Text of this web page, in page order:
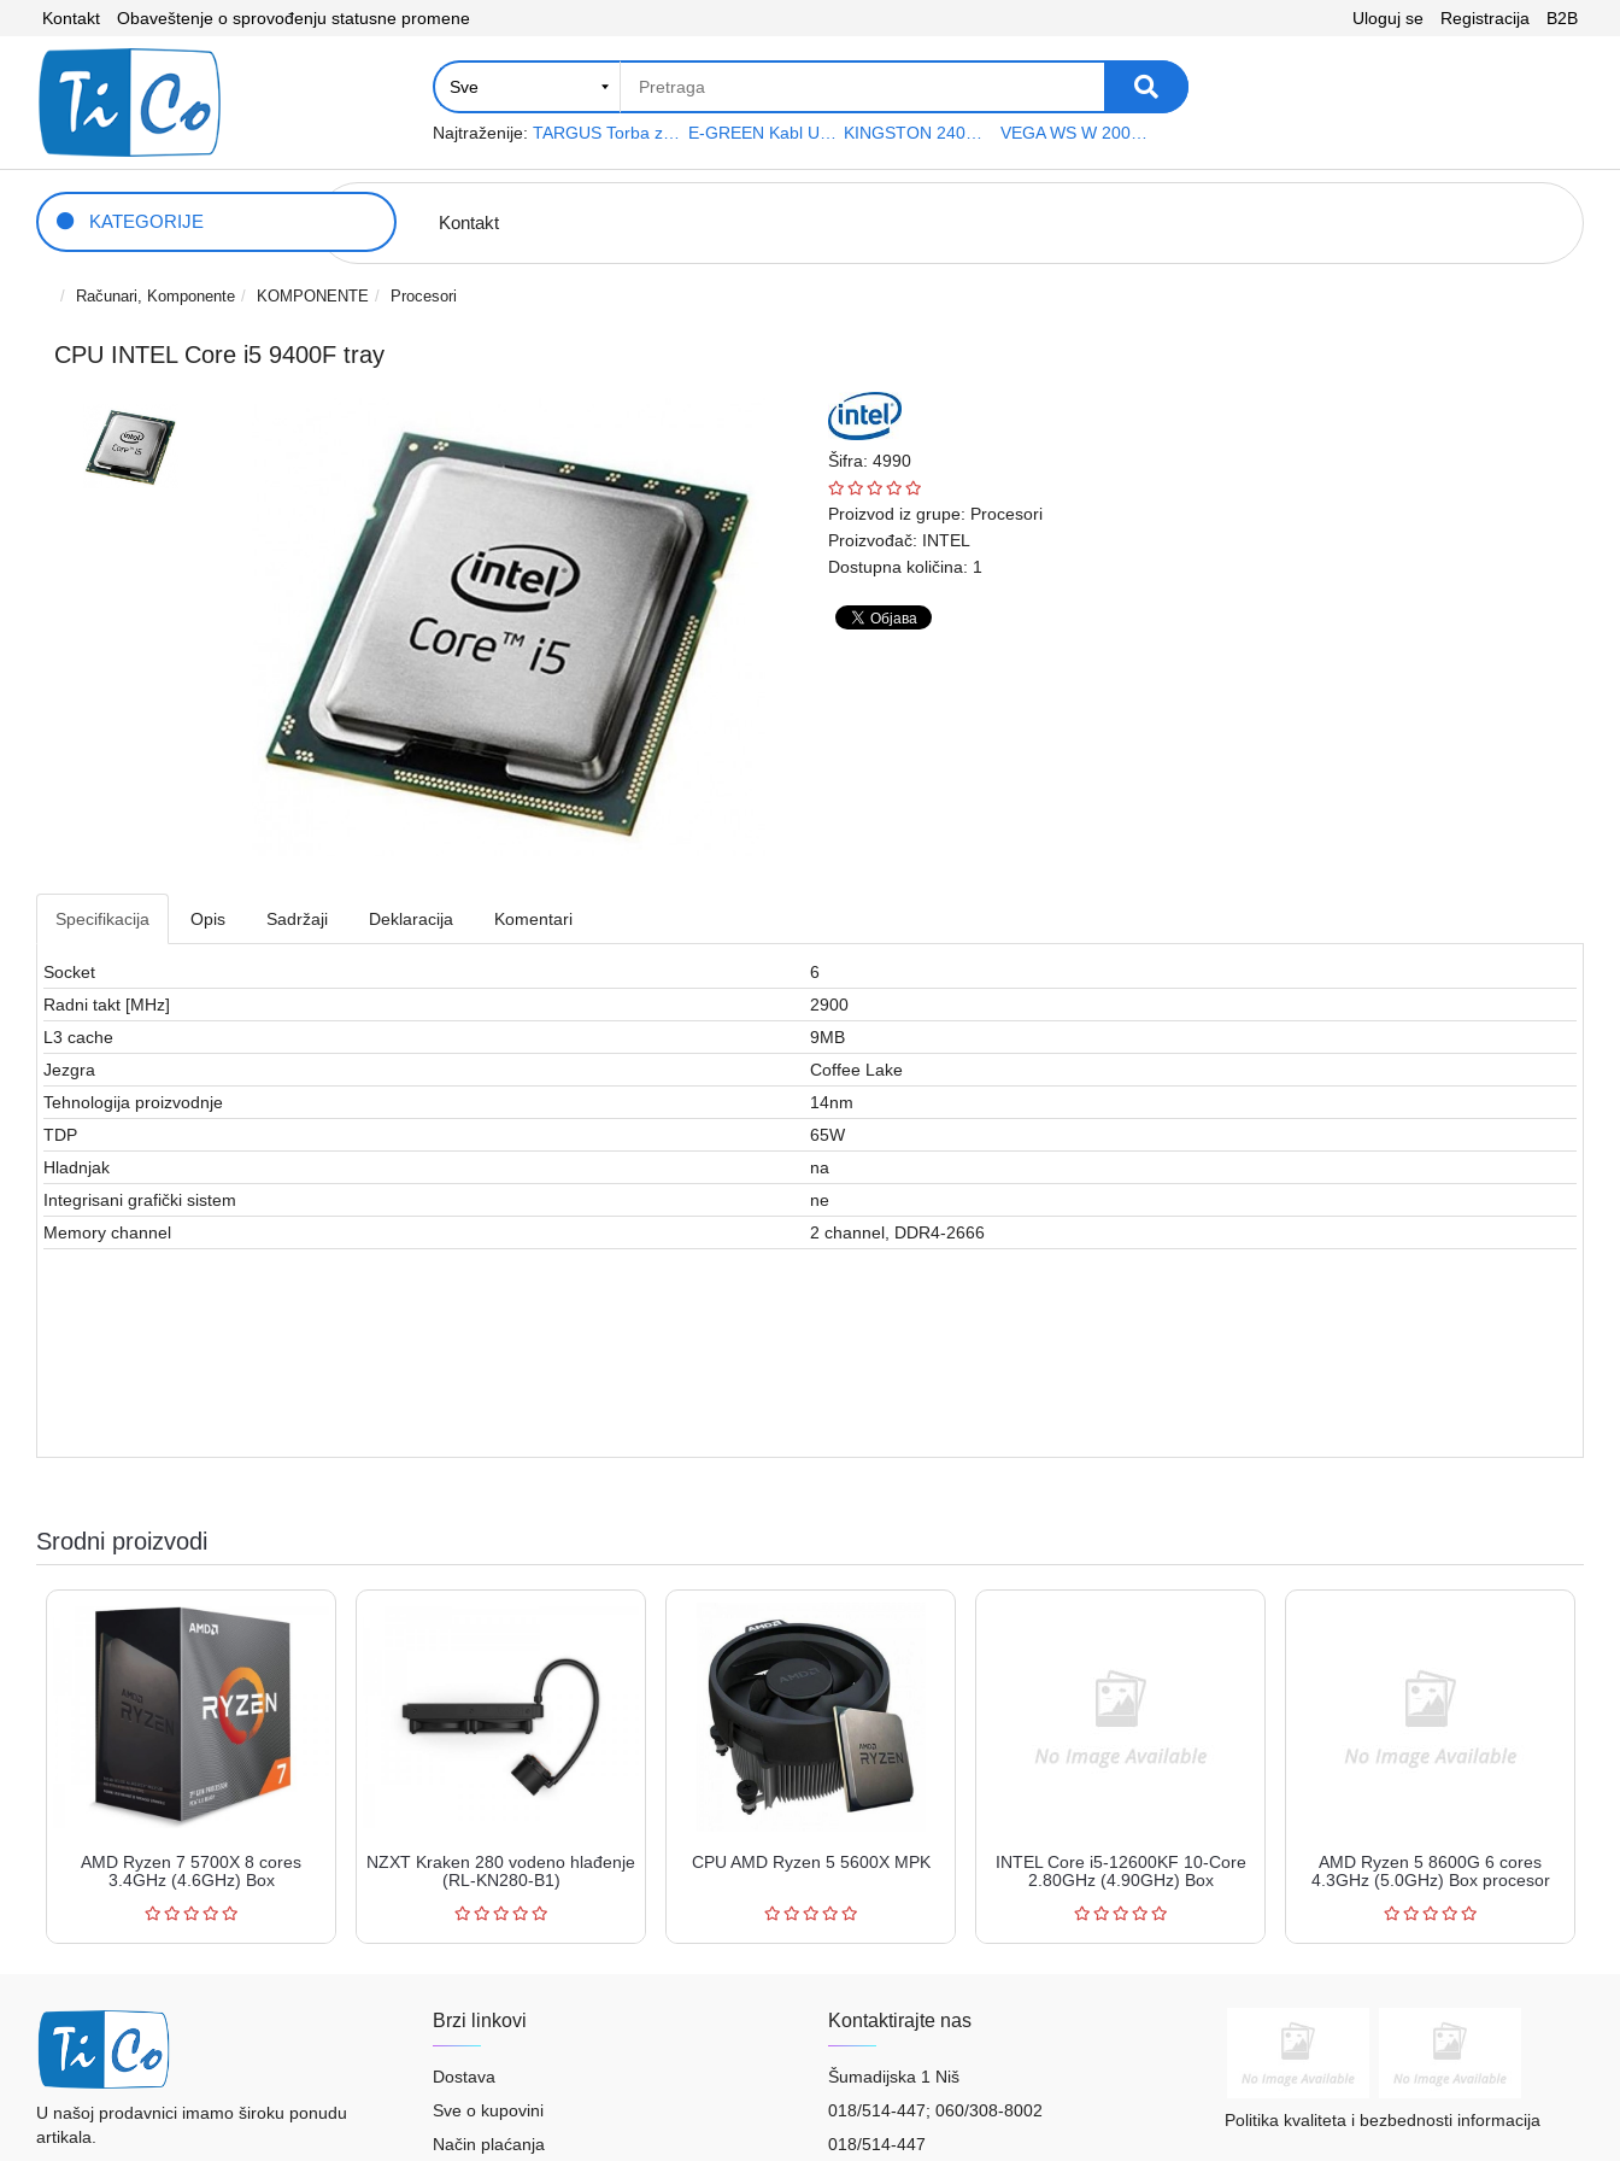
Kontakt Obaveštenje o sprovođenju statusne promene Uloguj se Registracija B2B
Najtraženije: TARGUS Torba za notebook 15.6" TAR300 VEGA WS W 200 platno
KATEGORIJE Kontakt
Računari, Komponente KOMPONENTE Procesori
CPU INTEL Core i5 9400F tray
Šifra: 4990
Proizvod iz grupe: Procesori
Proizvođač: INTEL
Dostupna količina: 1
Specifikacija Opis Sadržaji Deklaracija Komentari
Socket
6
Radni takt [MHz]
2900
L3 cache
9MB
Jezgra
Coffee Lake
Tehnologija proizvodnje
14nm
TDP
65W
Hladnjak
na
Integrisani grafički sistem
ne
Memory channel
2 channel, DDR4-2666
Srodni proizvodi
AMD Ryzen 7 5700X 8 cores
3.4GHz (4.6GHz) Box
NZXT Kraken 280 vodeno hlađenje
(RL-KN280-B1)
CPU AMD Ryzen 5 5600X MPK
INTEL Core i5-12600KF 10-Core
2.80GHz (4.90GHz) Box
AMD Ryzen 5 8600G 6 cores
4.3GHz (5.0GHz) Box procesor
U našoj prodavnici imamo široku ponudu
artikala.
Brzi linkovi
Dostava
Sve o kupovini
Način plaćanja
Kontaktirajte nas
Šumadijska 1 Niš
018/514-447; 060/308-8002
018/514-447
Politika kvaliteta i bezbednosti informacija